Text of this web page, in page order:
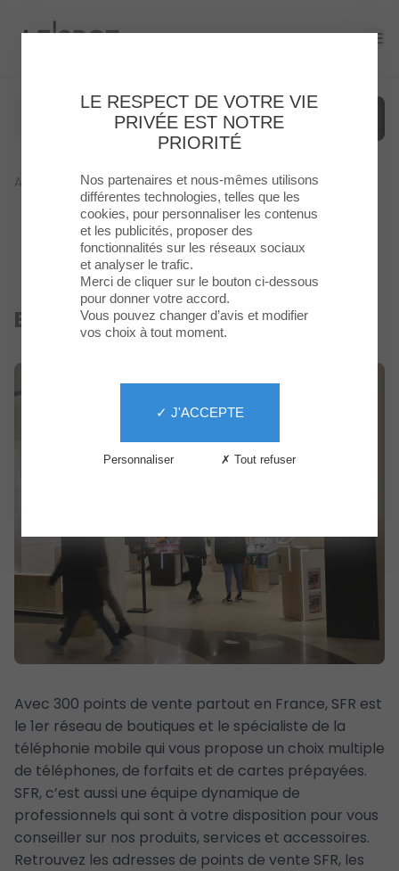
Le Spot
Menu
Enseignes
Loisirs
Life
Accueil Boutique > Espace SFR
Espace SFR Fermé
Avec 300 points de vente partout en France, SFR est
le 1er réseau de boutiques et le spécialiste de la
téléphonie mobile qui vous propose un choix multiple
de téléphones, de forfaits et de cartes prépayées.
SFR, c’est aussi une équipe dynamique de
professionnels qui sont à votre disposition pour vous
conseiller sur nos produits, services et accessoires.
Retrouvez les adresses de points de vente SFR, les
LE RESPECT DE VOTRE VIE
PRIVÉE EST NOTRE
PRIORITÉ
Nos partenaires et nous-mêmes utilisons
différentes technologies, telles que les
cookies, pour personnaliser les contenus
et les publicités, proposer des
fonctionnalités sur les réseaux sociaux
et analyser le trafic.
Merci de cliquer sur le bouton ci-dessous
pour donner votre accord.
Vous pouvez changer d’avis et modifier
vos choix à tout moment.
✓ J'ACCEPTE
✗ Tout refuser
Personnaliser